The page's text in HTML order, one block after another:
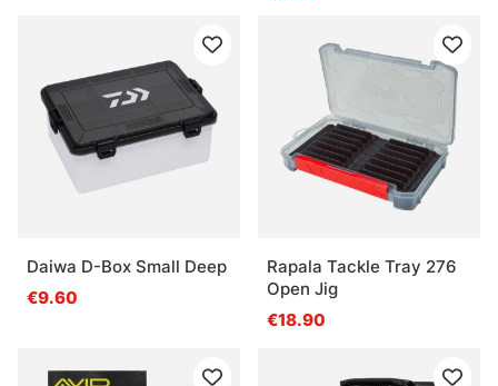
Daiwa D-Box Small Deep
€9.60
Rapala Tackle Tray 276
Open Jig
€18.90